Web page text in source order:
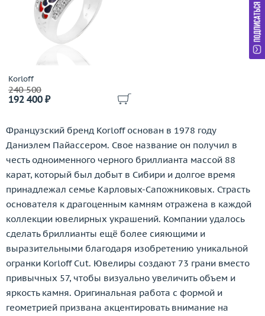
Grandiose
Gravelona Toce
Grimoldi
Gucci
Guy Laroche
H.Stern
Harry Winston
Hartmanns
Ice Link
Ilgiz F
Imma
Imma S.R.L
IO SI
Jacob&Co
Jaeger LeCoultre
Jewellery Theatre
JIC
John Hardy
Korloff
240 500
192 400 ₽
Французский бренд Korloff основан в 1978 году
Даниэлем Пайассером. Свое название он получил в
честь одноименного черного бриллианта массой 88
карат, который был добыт в Сибири и долгое время
принадлежал семье Карловых-Сапожниковых. Страсть
основателя к драгоценным камням отражена в каждой
коллекции ювелирных украшений. Компании удалось
сделать бриллианты ещё более сияющими и
выразительными благодаря изобретению уникальной
огранки Korloff Cut. Ювелиры создают 73 грани вместо
привычных 57, чтобы визуально увеличить объем и
яркость камня. Оригинальная работа с формой и
геометрией призвана акцентировать внимание на